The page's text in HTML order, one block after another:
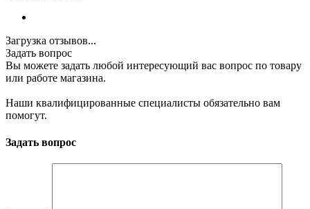
Загрузка отзывов...
Задать вопрос
Вы можете задать любой интересующий вас вопрос по товару
или работе магазина.
Наши квалифицированные специалисты обязательно вам
помогут.
Задать вопрос